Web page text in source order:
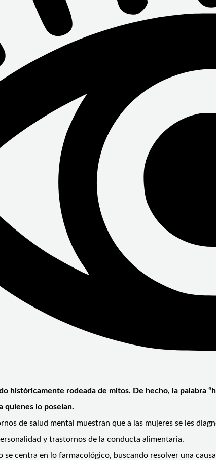
históricamente rodeada de mitos. De hecho, la
quienes lo poseían.
de salud mental muestran que a las mujeres se les
y trastornos de la conducta alimentaria.
centra en lo farmacológico, buscando resolver una